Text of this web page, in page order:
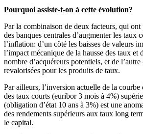
Pourquoi assiste-t-on à cette évolution?
Par la combinaison de deux facteurs, qui
des banques centrales d’augmenter les taux
l’inflation: d’un côté les baisses de valeurs
l’impact mécanique de la hausse des taux et
nombre d’acquéreurs potentiels, et de
revalorisées pour les produits de taux.
Par ailleurs, l’inversion actuelle de la courbe
des taux courts (euribor 3 mois à 4%)
(obligation d’état 10 ans à 3%) est une
des rendements supérieurs aux taux long
le capital.